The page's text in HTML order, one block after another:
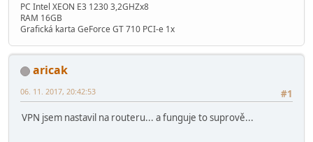
PC Intel XEON E3 1230 3,2GHZx8
RAM 16GB
Grafická karta GeForce GT 710 PCI-e 1x
aricak
#1
06. 11. 2017, 20:42:53
VPN jsem nastavil na routeru... a funguje to suprově...